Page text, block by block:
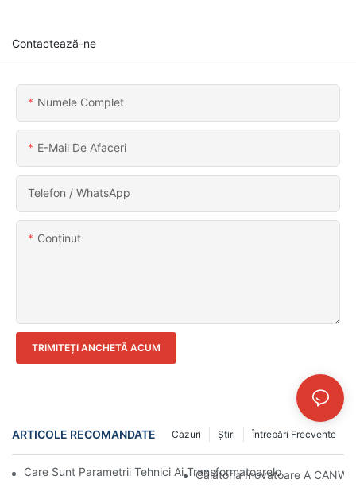
Contactează-ne
Numele Complet
E-Mail De Afaceri
Telefon / WhatsApp
Conţinut
TRIMITEȚI ANCHETĂ ACUM
ARTICOLE RECOMANDATE Întrebări Frecvente
Ştiri
Cazuri
Care Sunt Parametrii Tehnici Ai Transformatoarelor De Tip
Călătoria Inovatoare A